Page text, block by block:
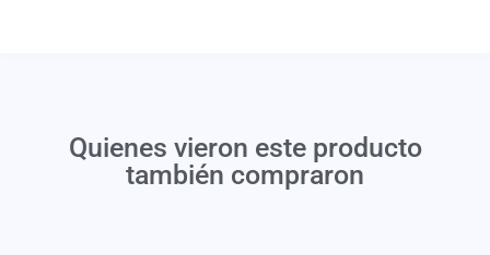
Quienes vieron este producto
también compraron